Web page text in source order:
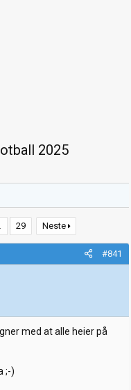
2025
29 Neste
#841
med at alle heier på
;-)